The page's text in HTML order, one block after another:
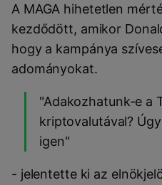
A MAGA hihetetlen
kezdődött, amikor
hogy a kampánya
adományokat.
"Adakozhatunk-e a
kriptovalutával?
igen"
- jelentette ki az